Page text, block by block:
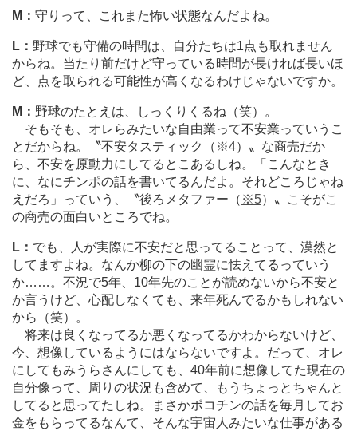
M： 守りって、これまた怖い状態なんだよね。
L： 野球でも守備の時間は、自分たちは1点も取れません
からね。当たり前だけど守っている時間が長ければ長いほ
ど、点を取られる可能性が高くなるわけじゃないですか。
M： 野球のたとえは、しっくりくるね（笑）。
そもそも、オレらみたいな自由業って不安業っていうこ
とだからね。〝不安タスティック（ ※4）〟な商売だか
ら、不安を原動力にしてるとこあるしね。「こんなとき
に、なにチンポの話を書いてるんだよ。それどころじゃね
えだろ」っていう、〝後ろメタファー（ ※5）〟こそがこ
の商売の面白いところでね。
L： でも、人が実際に不安だと思ってることって、漠然と
してますよね。なんか柳の下の幽霊に怯えてるっていう
か… …。不況で5年、10年先のことが読めないから不安と
か言うけど、心配しなくても、来年死んでるかもしれない
から（笑）。
将来は良くなってるか悪くなってるかわからないけど、
今、想像しているようにはならないですよ。だって、オレ
にしてもみうらさんにしても、40年前に想像してた現在の
自分像って、周りの状況も含めて、もうちょっとちゃんと
してると思ってたしね。まさかポコチンの話を毎月してお
金をもらってるなんて、そんな宇宙人みたいな仕事がある